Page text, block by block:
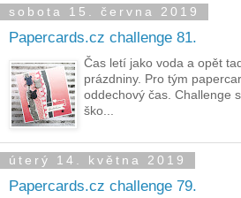
sobota 15. června 2019
Papercards.cz challenge 81.
Čas letí jako voda a opět
prázdniny. Pro tým
oddechový čas. Challenge
ško...
úterý 14. května 2019
Papercards.cz challenge 79.